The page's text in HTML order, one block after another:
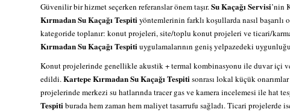
Güvenilir bir hizmet seçerken referanslar önem taşır.Su Kaçağı Servisi’nin
Kırmadan Su Kaçağı Tespitiyöntemlerinin farklı koşullarda nasıl
kategoride toplanır: konut projeleri, site/toplu konut projeleri ve ticari/
Kırmadan Su Kaçağı Tespitiuygulamalarının geniş yelpazedeki
Konut projelerinde genellikle akustik + termal kombinasyonu ile duvar içi
edildi.Kartepe Kırmadan Su Kaçağı Tespitisonrası lokal küçük
projelerinde merkezi su hatlarında tracer gas ve kamera incelemesi ile hat
Tespitiburada hem zaman hem maliyet tasarrufu sağladı. Ticari projelerde